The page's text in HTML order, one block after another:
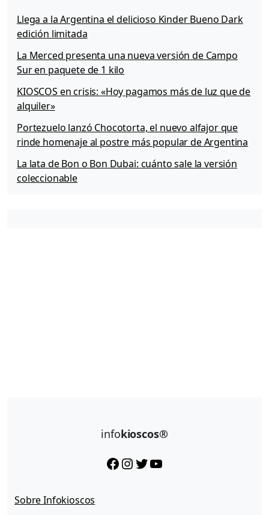
Llega a la Argentina el delicioso Kinder Bueno Dark
edición limitada
La Merced presenta una nueva versión de Campo
Sur en paquete de 1 kilo
KIOSCOS en crisis: «Hoy pagamos más de luz que de
alquiler»
Portezuelo lanzó Chocotorta, el nuevo alfajor que
rinde homenaje al postre más popular de Argentina
La lata de Bon o Bon Dubai: cuánto sale la versión
coleccionable
infokioscos®
Facebook InstagramTwitter YouTube
Sobre Infokioscos